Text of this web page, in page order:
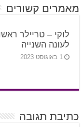
מאמרים קשורים
לוקי – טריילר
לעונה השנייה
1 באוגוסט 2023
כתיבת תגובה